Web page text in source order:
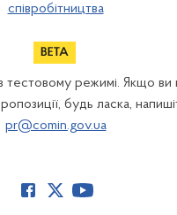
співробітництва
тестовому режимі. Якщо ви
будь ласка,
pr@comin.gov.ua